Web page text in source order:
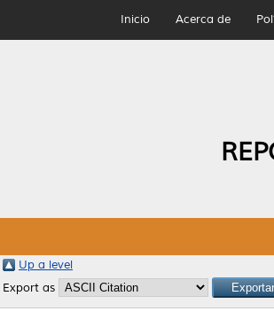
Inicio Acerca de
Up a level
Export as